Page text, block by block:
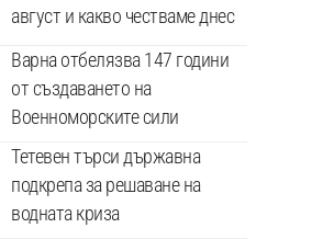
август и какво честваме днес
Варна отбелязва 147 години
от създаването на
Военноморските сили
Тетевен търси държавна
подкрепа за решаване на
водната криза